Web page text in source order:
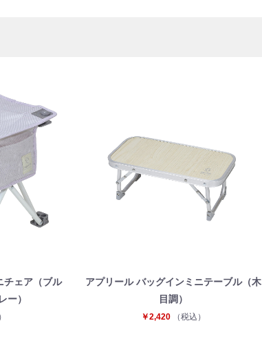
チェア（ブル
ー）
アプリール バッグインミニテーブル（木
目調）
￥2,420 （税込）